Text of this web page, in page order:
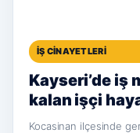
İŞ CINAYETLERI
Kayseri’de iş
kalan işçi
Kocasinan ilçesinde